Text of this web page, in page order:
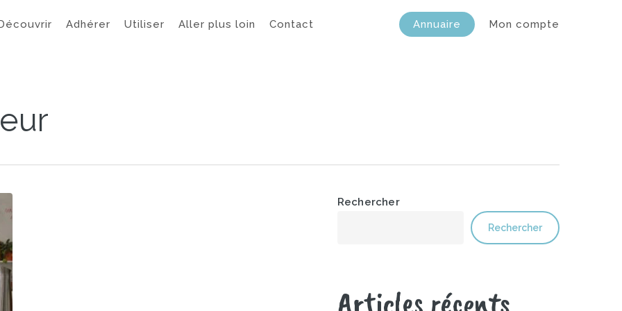
Adhérer Utiliser Aller plus loin Contact Annuaire Mon compte
Rechercher
Rechercher
Articles récents